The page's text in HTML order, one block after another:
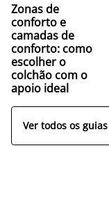
Zonas de
conforto e
camadas de
conforto: como
escolher o
colchão com o
apoio ideal
Ver todos os